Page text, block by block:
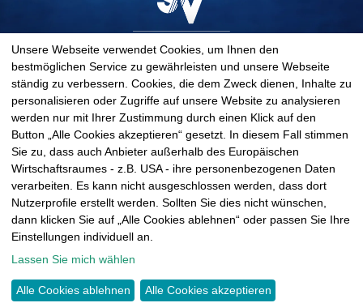
Spandauer Velours GmbH & Co. KG
Hartensteiner Straße 60
09350 Lichtenstein
Deutschland
T +49 37204 31-291
bewerbung@spandauer-velours.de
Cookie-Einstellungen
<
Unsere Webseite verwendet Cookies, um Ihnen den
bestmöglichen Service zu gewährleisten und unsere Webseite
ständig zu verbessern. Cookies, die dem Zweck dienen, Inhalte zu
personalisieren oder Zugriffe auf unsere Website zu analysieren
werden nur mit Ihrer Zustimmung durch einen Klick auf den
Button „Alle Cookies akzeptieren“ gesetzt. In diesem Fall stimmen
Sie zu, dass auch Anbieter außerhalb des Europäischen
Wirtschaftsraumes - z.B. USA - ihre personenbezogenen Daten
verarbeiten. Es kann nicht ausgeschlossen werden, dass dort
Nutzerprofile erstellt werden. Sollten Sie dies nicht wünschen,
dann klicken Sie auf „Alle Cookies ablehnen“ oder passen Sie Ihre
Einstellungen individuell an.
Lassen Sie mich wählen
Alle Cookies ablehnen Alle Cookies akzeptieren